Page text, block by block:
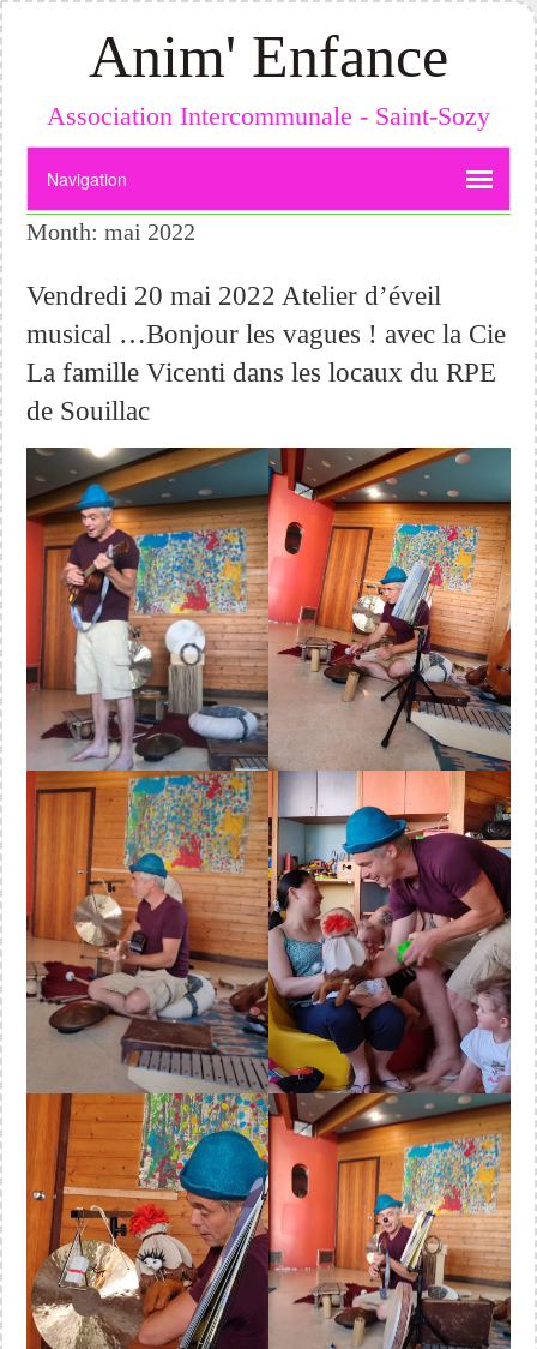
Anim' Enfance
Association Intercommunale - Saint-Sozy
Month: mai 2022
Vendredi 20 mai 2022 Atelier d’éveil
musical …Bonjour les vagues ! avec la Cie
La famille Vicenti dans les locaux du RPE
de Souillac